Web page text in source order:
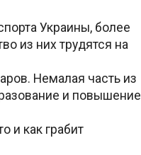
Украины, более
из них трудятся на
Немалая часть из
и повышение
и как грабит